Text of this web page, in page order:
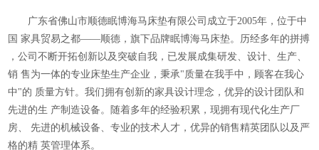
广东省佛山市顺德眠博海马床垫有限公司成立于2005年，位于中
国 家具贸易之都——顺德，旗下品牌眠博海马床垫。历经多年的拼搏
，公司不断开拓创新以及突破自我，已发展成集研发、设计、生产、
销 售为一体的专业床垫生产企业，秉承"质量在我手中，顾客在我心
中"的 质量方针。我们拥有创新的家具设计理念，优异的设计团队和
先进的生 产制造设备。随着多年的经验积累，现拥有现代化生产厂
房、
先进的机械设备、专业的技术人才，优异的销售精英团队以及严
格的精 英管理体系。